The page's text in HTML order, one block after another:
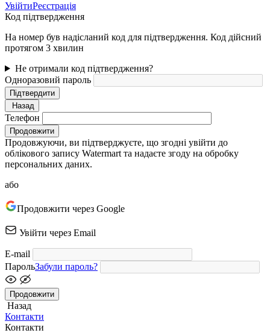
УвійтиРеєстрація
Код підтвердження
На номер був надісланий код для підтвердження. Код дійсний
протягом 3 хвилин
Не отримали код підтвердження?
Одноразовий пароль
Підтвердити
Назад
Телефон
Продовжити
Продовжуючи, ви підтверджуєте, що згодні увійти до
облікового запису Watermart та надаєте згоду на обробку
персональних даних.
або
Продовжити через Google
Увійти через Email
E-mail
ПарольЗабули пароль?
Продовжити
Назад
Контакти
Контакти